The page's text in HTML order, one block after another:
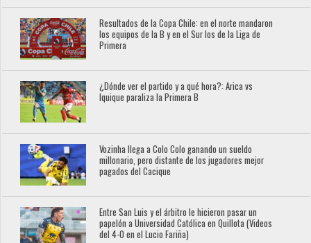
Resultados de la Copa Chile: en el norte mandaron
los equipos de la B y en el Sur los de la Liga de
Primera
¿Dónde ver el partido y a qué hora?: Arica vs
Iquique paraliza la Primera B
Vozinha llega a Colo Colo ganando un sueldo
millonario, pero distante de los jugadores mejor
pagados del Cacique
Entre San Luis y el árbitro le hicieron pasar un
papelón a Universidad Católica en Quillota (Videos
del 4-0 en el Lucio Fariña)